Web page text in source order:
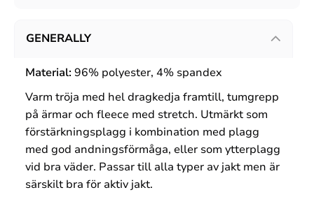
GENERALLY
Material: 96% polyester, 4% spandex
Varm tröja med hel dragkedja framtill, tumgrepp
på ärmar och fleece med stretch. Utmärkt som
förstärkningsplagg i kombination med plagg
med god andningsförmåga, eller som ytterplagg
vid bra väder. Passar till alla typer av jakt men är
särskilt bra för aktiv jakt.